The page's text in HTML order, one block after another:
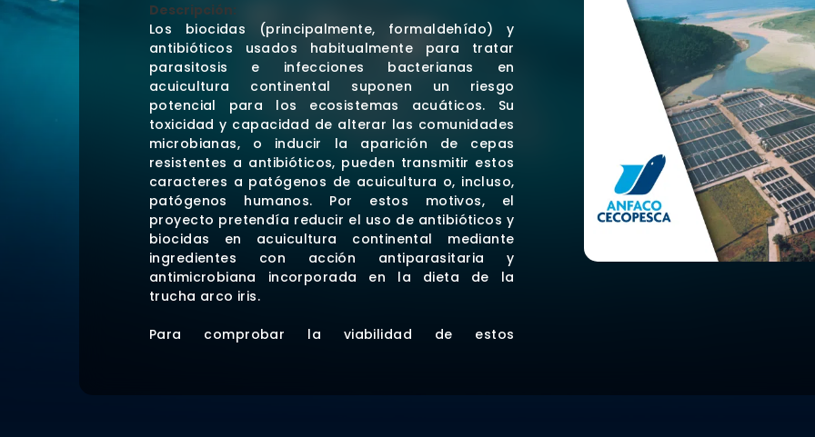
Descripción:
Los biocidas (principalmente, formaldehído) y
antibióticos usados habitualmente para tratar
parasitosis e infecciones bacterianas en
acuicultura continental suponen un riesgo
potencial para los ecosistemas acuáticos. Su
toxicidad y capacidad de alterar las comunidades
microbianas, o inducir la aparición de cepas
resistentes a antibióticos, pueden transmitir estos
caracteres a patógenos de acuicultura o, incluso,
patógenos humanos. Por estos motivos, el
proyecto pretendía reducir el uso de antibióticos y
biocidas en acuicultura continental mediante
ingredientes con acción antiparasitaria y
antimicrobiana incorporada en la dieta de la
trucha arco iris.
Para comprobar la viabilidad de estos